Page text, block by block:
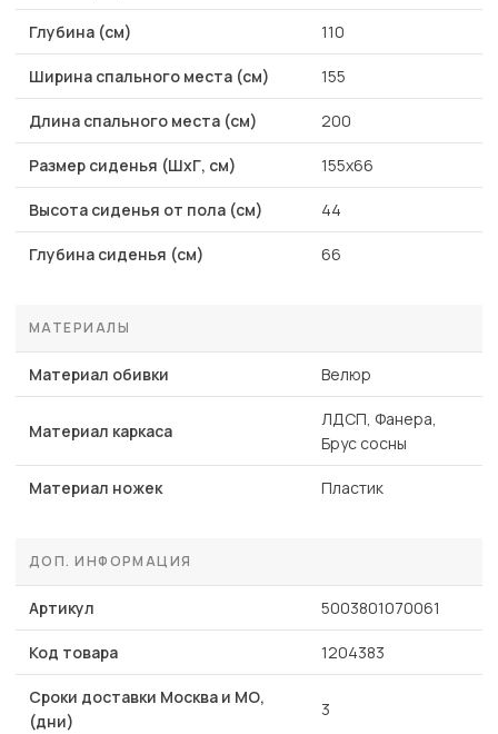
Глубина (см) 110
Ширина спального места (см) 155
Длина спального места (см) 200
Размер сиденья (ШхГ, см) 155х66
Высота сиденья от пола (см) 44
Глубина сиденья (см) 66
МАТЕРИАЛЫ
Материал обивки Велюр
Материал каркаса
ЛДСП, Фанера,
Брус сосны
Материал ножек Пластик
ДОП. ИНФОРМАЦИЯ
Артикул 5003801070061
Код товара 1204383
Сроки доставки Москва и МО,
(дни)
3